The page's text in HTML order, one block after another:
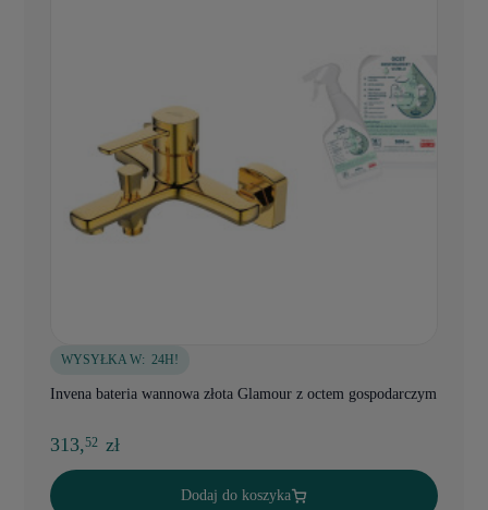
WYSYŁKA W: 24H!
Invena bateria wannowa złota Glamour z octem gospodarczym
313,52 zł
Dodaj do koszyka